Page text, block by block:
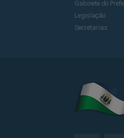
Gabinete do
Legislação
Secretarias